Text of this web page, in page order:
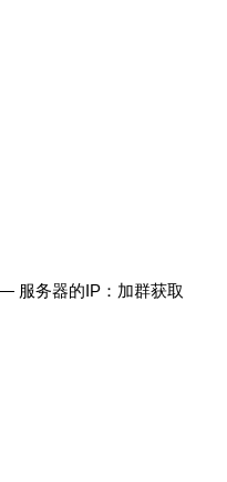
务器的IP：加群获取